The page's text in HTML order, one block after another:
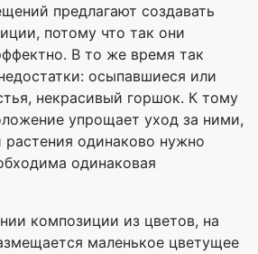
предлагают создавать
потому что так они
В то же время так
осыпавшиеся или
некрасивый горшок. К тому
упрощает уход за ними,
растения одинаково нужно
одинаковая
композиции из цветов, на
маленькое цветущее